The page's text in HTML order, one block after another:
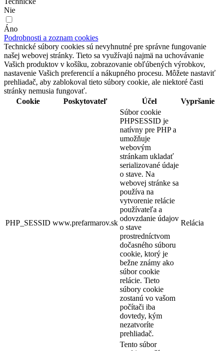
Nie
Áno
Podrobnosti a zoznam cookies
Technické súbory cookies sú nevyhnutné pre správne fungovanie
našej webovej stránky. Tieto sa využívajú najmä na uchovávanie
Vašich produktov v košíku, zobrazovanie obľúbených výrobkov,
nastavenie Vašich preferencií a nákupného procesu. Môžete nastaviť
prehliadač, aby zablokoval tieto súbory cookie, ale niektoré časti
stránky nemusia fungovať.
Cookie
Poskytovateľ Účel Vypršanie
PHP_SESSID www.prefarmarov.sk
Súbor cookie
PHPSESSID je
natívny pre PHP a
umožňuje
webovým
stránkam ukladať
serializované údaje
o stave. Na
webovej stránke sa
používa na
vytvorenie relácie
používateľa a
odovzdanie údajov
o stave
prostredníctvom
dočasného súboru
cookie, ktorý je
bežne známy ako
súbor cookie
relácie. Tieto
súbory cookie
zostanú vo vašom
počítači iba
dovtedy, kým
nezatvoríte
prehliadač.
Relácia
Tento súbor